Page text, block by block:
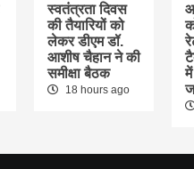
स्वतंत्रता दिवस
की तैयारियों को
लेकर डीएम डॉ.
आशीष चैहान ने की
समीक्षा बैठक
18 hours ago
में